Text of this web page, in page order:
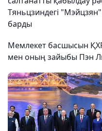
Тяньцзиндегі
барды
Мемлекет басшысын
мен оның зайыбы Пэн